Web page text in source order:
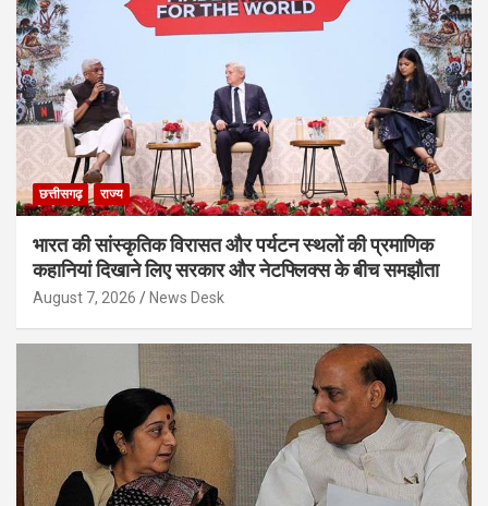
छत्तीसगढ़ राज्य
भारत की सांस्कृतिक विरासत और पर्यटन स्थलों की प्रमाणिक
कहानियां दिखाने लिए सरकार और नेटफ्लिक्स के बीच समझौता
August 7, 2026 News Desk